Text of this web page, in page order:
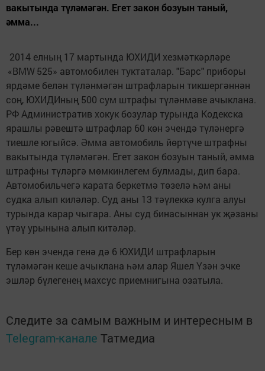
вакытында түләмәгән. Егет закон бозуын таный,
әмма...
2014 елның 17 мартында ЮХИДИ хезмәткәрләре
«BMW 525» автомобилен туктаталар. "Барс" приборы
ярдәме белән түләнмәгән штрафларын тикшергәннән
соң, ЮХИДИның 500 сум штрафы түләнмәве ачыклана.
РФ Административ хокук бозулар турында Кодекска
ярашлы рәвештә штрафлар 60 көн эчендә түләнергә
тиешле югыйсә. Әмма автомобиль йөртүче штрафны
вакытында түләмәгән. Егет закон бозуын таный, әмма
штрафны түләргә мөмкинлегем булмады, дип бара.
Автомобильчегә карата беркетмә төзелә һәм аны
судка алып киләләр. Суд аны 13 тәүлеккә кулга алуы
турында карар чыгара. Аны суд бинасыннан ук җәзаны
үтәү урынына алып китәләр.
Бер көн эчендә генә дә 6 ЮХИДИ штрафларын
түләмәгән кеше ачыклана һәм алар Яшел Үзән эчке
эшләр бүлегенең махсус приемнигына озатыла.
Следите за самым важным и интересным в
Telegram-канале Татмедиа